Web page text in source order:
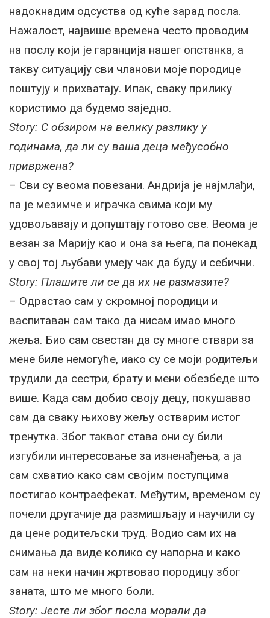
надокнадим одсуства од куће зарад посла.
Нажалост, највише времена често проводим
на послу који је гаранција нашег опстанка, а
такву ситуацију сви чланови моје породице
поштују и прихватају. Ипак, сваку прилику
користимо да будемо заједно.
Story: С обзиром на велику разлику у
годинама, да ли су ваша деца међусобно
привржена?
– Сви су веома повезани. Андрија је најмлађи,
па је мезимче и играчка свима који му
удовољавају и допуштају готово све. Веома је
везан за Марију као и она за њега, па понекад
у свој тој љубави умеју чак да буду и себични.
Story: Плашите ли се да их не размазите?
– Одрастао сам у скромној породици и
васпитаван сам тако да нисам имао много
жеља. Био сам свестан да су многе ствари за
мене биле немогуће, иако су се моји родитељи
трудили да сестри, брату и мени обезбеде што
више. Када сам добио своју децу, покушавао
сам да сваку њихову жељу остварим истог
тренутка. Због таквог става они су били
изгубили интересовање за изненађења, а ја
сам схватио како сам својим поступцима
постигао контраефекат. Међутим, временом су
почели другачије да размишљају и научили су
да цене родитељски труд. Водио сам их на
снимања да виде колико су напорна и како
сам на неки начин жртвовао породицу због
заната, што ме много боли.
Story: Јесте ли због посла морали да